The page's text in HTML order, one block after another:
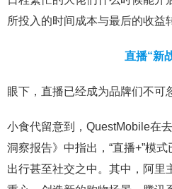
所投入的时间成本与最后的收益
直播“新
眼下，直播已经成为品牌们不可
小食代留意到，QuestMobile在
洞察报告》中指出，“直播+”模式
出行甚至社交之中。其中，阿里